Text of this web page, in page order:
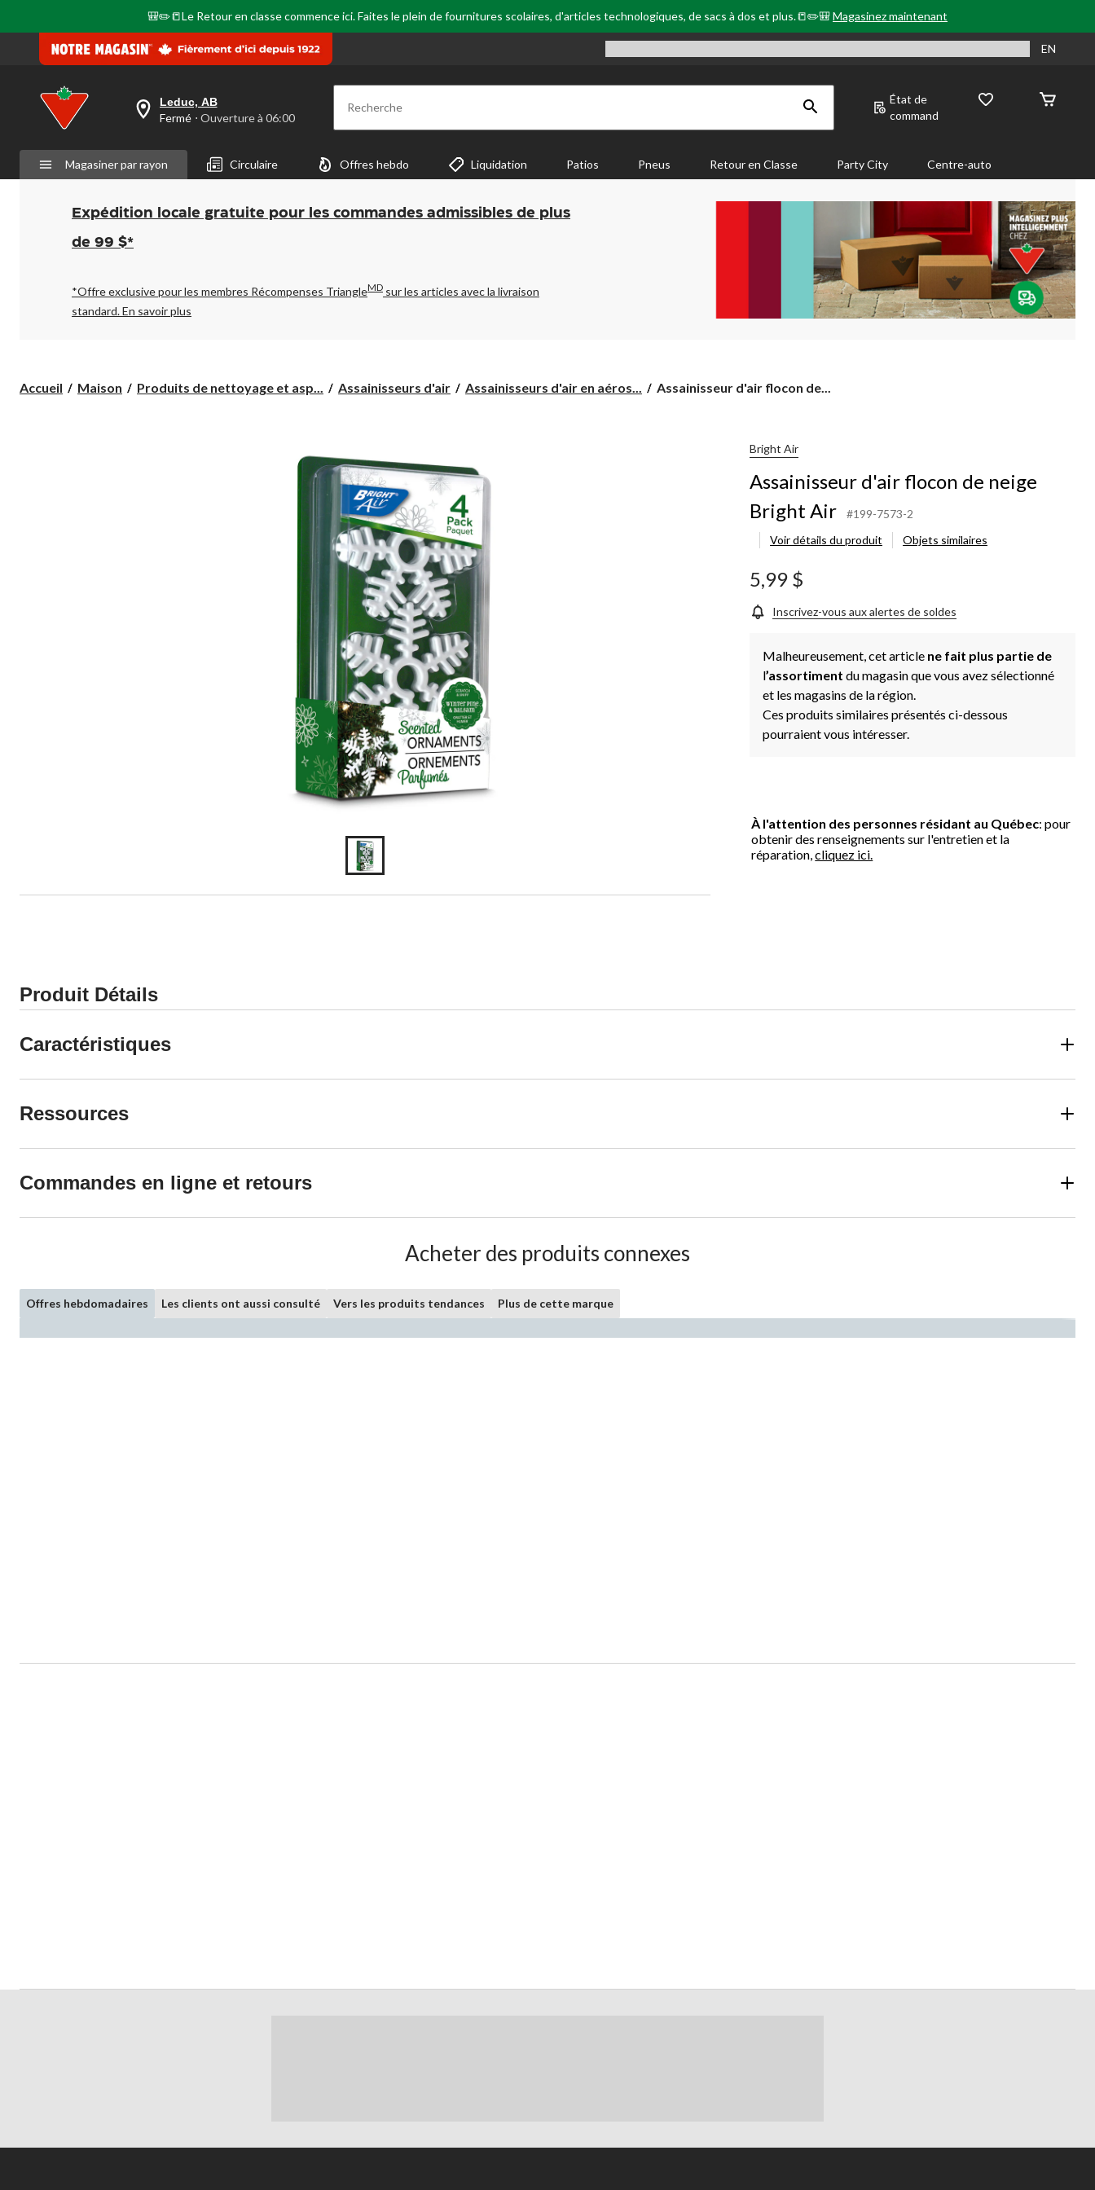
🎒✏️📒Le Retour en classe commence ici. Faites le plein de fournitures scolaires, d'articles technologiques, de sacs à dos et plus.📒✏️🎒Magasinez maintenant
EN
votre
est
Leduc,
AB,
Fermé,
Ouverture
à
pour
changer
Leduc, AB
Fermé ⋅ Ouverture à 06:00 Recherche
État de
command
Magasiner par rayon Circulaire Offres hebdo Liquidation Patios Pneus Retour en Classe Party City Centre-auto
Expédition locale gratuite pour les commandes admissibles de plus
de 99 $*
*Offre exclusive pour les membres Récompenses TriangleMD sur les articles avec la livraison
standard.En savoir plus
Accueil Maison Produits de nettoyage et asp... Assainisseurs d'air Assainisseurs d'air en aéros...
Assainisseur
Assainisseur d'air flocon de...
Bright Air
Assainisseur d'air flocon de neige
Bright Air
#199-7573-2
Voir détails du produit
Objets similaires
5,99 $
Inscrivez-vous aux alertes de soldes
Malheureusement, cet article ne fait plus partie de
l’assortiment du magasin que vous avez sélectionné
et les magasins de la région.
Ces produits similaires présentés ci-dessous
pourraient vous intéresser.
À l'attention des personnes résidant au Québec: pour
obtenir des renseignements sur l'entretien et la
réparation,cliquez ici.
Produit Détails
Caractéristiques
Ressources
Commandes en ligne et retours
Acheter des produits connexes
Offres hebdomadaires Les clients ont aussi consulté Vers les produits tendances Plus de cette marque